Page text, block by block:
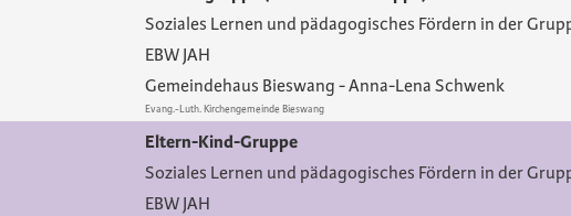
Soziales Lernen und pädagogisches Fördern in der
EBW JAH
Gemeindehaus Bieswang
Anna-Lena Schwenk
Evang.-Luth. Kirchengemeinde Bieswang
Eltern-Kind-Gruppe
Soziales Lernen und pädagogisches Fördern in der
EBW JAH